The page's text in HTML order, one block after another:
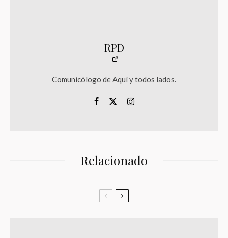
RPD
Comunicólogo de Aquí y todos lados.
Relacionado